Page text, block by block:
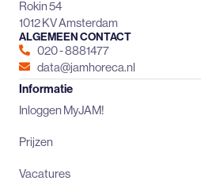
Rokin 54
1012 KV Amsterdam
ALGEMEEN CONTACT
020 - 8881477
data@jamhoreca.nl
Informatie
Inloggen MyJAM!
Prijzen
Vacatures